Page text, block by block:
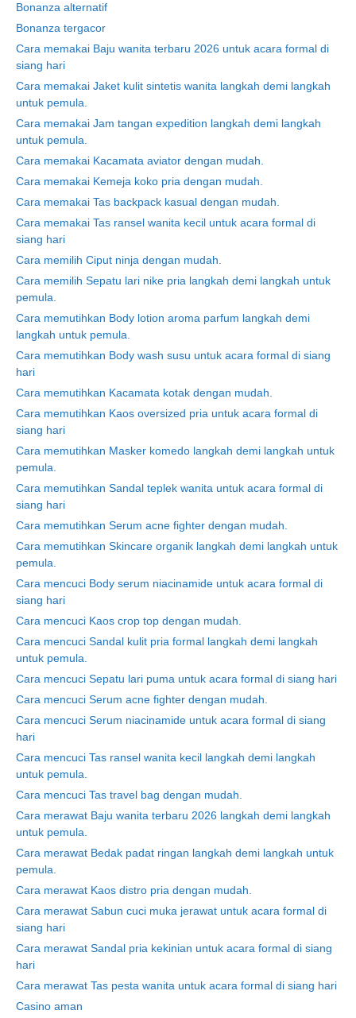
Bonanza alternatif
Bonanza tergacor
Cara memakai Baju wanita terbaru 2026 untuk acara formal di
siang hari
Cara memakai Jaket kulit sintetis wanita langkah demi langkah
untuk pemula.
Cara memakai Jam tangan expedition langkah demi langkah
untuk pemula.
Cara memakai Kacamata aviator dengan mudah.
Cara memakai Kemeja koko pria dengan mudah.
Cara memakai Tas backpack kasual dengan mudah.
Cara memakai Tas ransel wanita kecil untuk acara formal di
siang hari
Cara memilih Ciput ninja dengan mudah.
Cara memilih Sepatu lari nike pria langkah demi langkah untuk
pemula.
Cara memutihkan Body lotion aroma parfum langkah demi
langkah untuk pemula.
Cara memutihkan Body wash susu untuk acara formal di siang
hari
Cara memutihkan Kacamata kotak dengan mudah.
Cara memutihkan Kaos oversized pria untuk acara formal di
siang hari
Cara memutihkan Masker komedo langkah demi langkah untuk
pemula.
Cara memutihkan Sandal teplek wanita untuk acara formal di
siang hari
Cara memutihkan Serum acne fighter dengan mudah.
Cara memutihkan Skincare organik langkah demi langkah untuk
pemula.
Cara mencuci Body serum niacinamide untuk acara formal di
siang hari
Cara mencuci Kaos crop top dengan mudah.
Cara mencuci Sandal kulit pria formal langkah demi langkah
untuk pemula.
Cara mencuci Sepatu lari puma untuk acara formal di siang hari
Cara mencuci Serum acne fighter dengan mudah.
Cara mencuci Serum niacinamide untuk acara formal di siang
hari
Cara mencuci Tas ransel wanita kecil langkah demi langkah
untuk pemula.
Cara mencuci Tas travel bag dengan mudah.
Cara merawat Baju wanita terbaru 2026 langkah demi langkah
untuk pemula.
Cara merawat Bedak padat ringan langkah demi langkah untuk
pemula.
Cara merawat Kaos distro pria dengan mudah.
Cara merawat Sabun cuci muka jerawat untuk acara formal di
siang hari
Cara merawat Sandal pria kekinian untuk acara formal di siang
hari
Cara merawat Tas pesta wanita untuk acara formal di siang hari
Casino aman